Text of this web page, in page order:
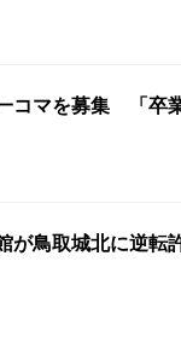
コマを募集 「卒
が鳥取城北に逆転